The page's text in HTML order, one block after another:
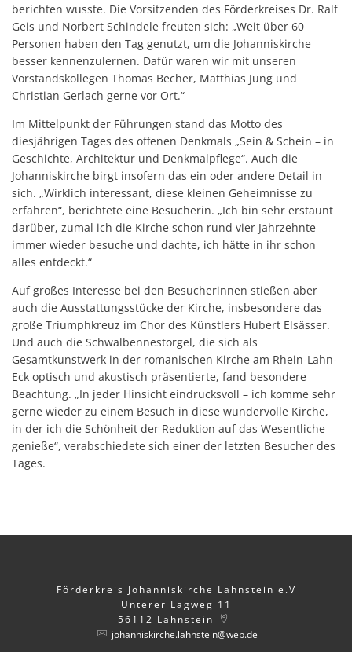
Feierstunde
Unterstützung
Unterstützung Naspa
berichten wusste. Die Vorsitzenden des Förderkreises Dr. Ralf
Geis und Norbert Schindele freuten sich: „Weit über 60
Personen haben den Tag genutzt, um die Johanniskirche
besser kennenzulernen. Dafür waren wir mit unseren
Vorstandskollegen Thomas Becher, Matthias Jung und
Christian Gerlach gerne vor Ort.“
Im Mittelpunkt der Führungen stand das Motto des
diesjährigen Tages des offenen Denkmals „Sein & Schein – in
Geschichte, Architektur und Denkmalpflege“. Auch die
Johanniskirche birgt insofern das ein oder andere Detail in
sich. „Wirklich interessant, diese kleinen Geheimnisse zu
erfahren“, berichtete eine Besucherin. „Ich bin sehr erstaunt
darüber, zumal ich die Kirche schon rund vier Jahrzehnte
immer wieder besuche und dachte, ich hätte in ihr schon
alles entdeckt.“
Auf großes Interesse bei den Besucherinnen stießen aber
auch die Ausstattungsstücke der Kirche, insbesondere das
große Triumphkreuz im Chor des Künstlers Hubert Elsässer.
Und auch die Schwalbennestorgel, die sich als
Gesamtkunstwerk in der romanischen Kirche am Rhein-Lahn-
Eck optisch und akustisch präsentierte, fand besondere
Beachtung. „In jeder Hinsicht eindrucksvoll – ich komme sehr
gerne wieder zu einem Besuch in diese wundervolle Kirche,
in der ich die Schönheit der Reduktion auf das Wesentliche
genieße“, verabschiedete sich einer der letzten Besucher des
Tages.
Förderkreis Johanniskirche Lahnstein e.V
Unterer Lagweg 11
56112 Lahnstein
johanniskirche.lahnstein@web.de